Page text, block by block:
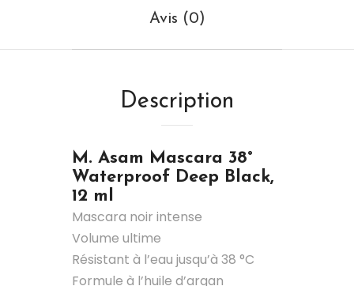
Avis (0)
Description
M. Asam Mascara 38°
Waterproof Deep Black,
12 ml
Mascara noir intense
Volume ultime
Résistant à l’eau jusqu’à 38 °C
Formule à l’huile d’argan